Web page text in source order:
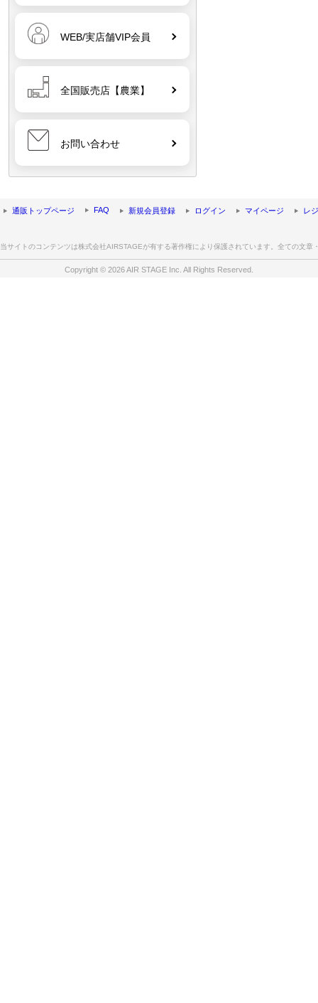
WEB/実店舗VIP会員
全国販売店【農業】
お問い合わせ
通販トップページ FAQ 新規会員登録 ログイン マイページ レ
当サイトのコンテンツは株式会社AIRSTAGEが有する著作権により保護されています。全ての文
Copyright © 2026 AIR STAGE Inc. All Rights Reserved.